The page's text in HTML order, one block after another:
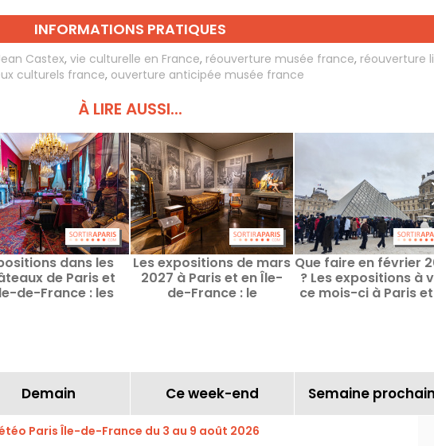
INFORMATIONS PRATIQUES
Castex, vie culturelle en France, réouverture musée france, réouverture
culturels france, ouverture anticipée musée france
À LIRE AUSSI...
dans les
de Paris et
de-France : les
Les expositions de mars
2027 à Paris et en Île-
de-France : le
Que faire en février
? Les expositions à
ce mois-ci à Paris
Demain Ce week-end Semaine
Paris Île-de-France du 3 au 9 août 2026